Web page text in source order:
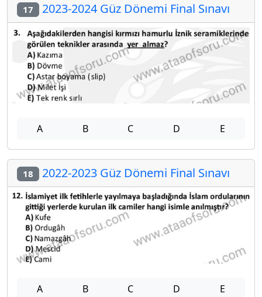
17 2023-2024 Güz Dönemi Final Sınavı
A B C D E
18 2022-2023 Güz Dönemi Final Sınavı
A B C D E